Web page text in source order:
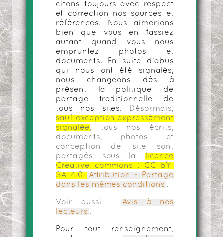
citons toujours avec respect
et correction nos sources et
références. Nous aimerions
bien que vous en fassiez
autant quand vous nous
empruntez photos et
documents. En suite d'abus
qui nous ont été signalés,
nous changeons dès à
présent la politique de
partage traditionnelle de
tous nos sites.
Désormais,
sauf exception expressément
signalée , tous nos écrits,
documents, photos et
conception de site sont
partagés sous la
licence
Creative commons :
CC BY-
SA 4.0
Attribution - Partage
dans les mêmes conditions .
Voir aussi :
Avis à nos
lecteurs .
Pour tout renseignement,